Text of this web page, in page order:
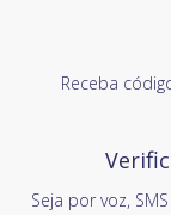
Receba
Seja por voz,